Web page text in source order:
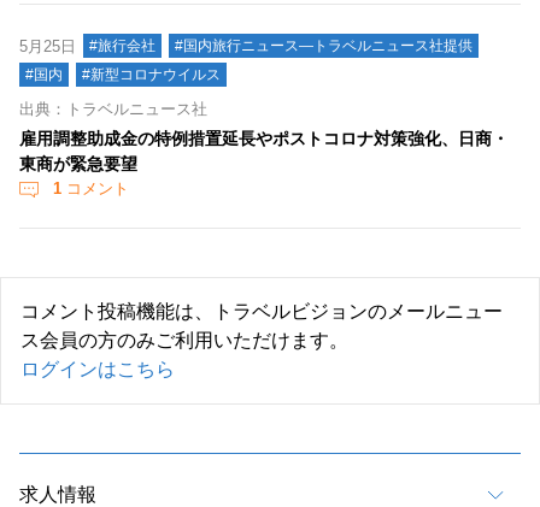
5月25日 #旅行会社
#国内旅行ニュース―トラベルニュース社提供
#国内
#新型コロナウイルス
出典：トラベルニュース社
雇用調整助成金の特例措置延長やポストコロナ対策強化、日商・
東商が緊急要望
1 コメント
コメント投稿機能は、トラベルビジョンのメールニュー
ス会員の方のみご利用いただけます。
ログインはこちら
求人情報